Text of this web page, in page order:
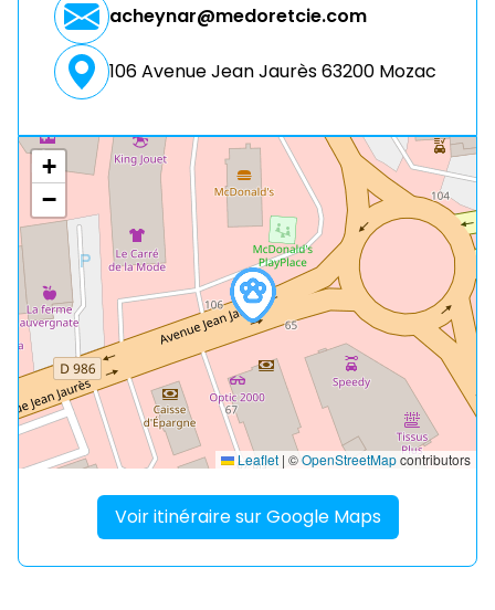
acheynar@medoretcie.com
106 Avenue Jean Jaurès 63200 Mozac
+
−
Leaflet | ©OpenStreetMapcontributors
Voir itinéraire sur Google Maps